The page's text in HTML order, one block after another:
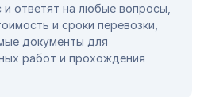
ответят на любые вопросы,
и сроки перевозки,
документы для
работ и прохождения